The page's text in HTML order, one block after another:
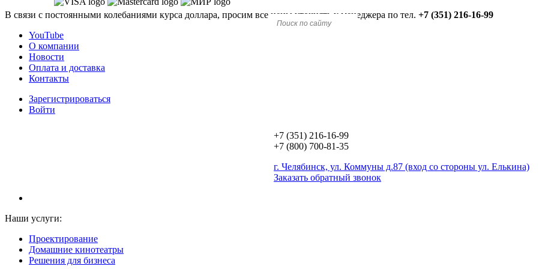
В связи с постоянными колебаниями курса доллара, просим все цены уточнять у менеджера по тел. +7 (351) 216-16-99
YouTube
О компании
Новости
Оплата и доставка
Контакты
Зарегистрироваться
Войти
+7 (351) 216-16-99
+7 (800) 700-81-35
г. Челябинск, ул. Коммуны д.87 (вход со стороны ул. Елькина)
Заказать обратный звонок
Наши услуги:
Проектирование
Домашние кинотеатры
Решения для бизнеса